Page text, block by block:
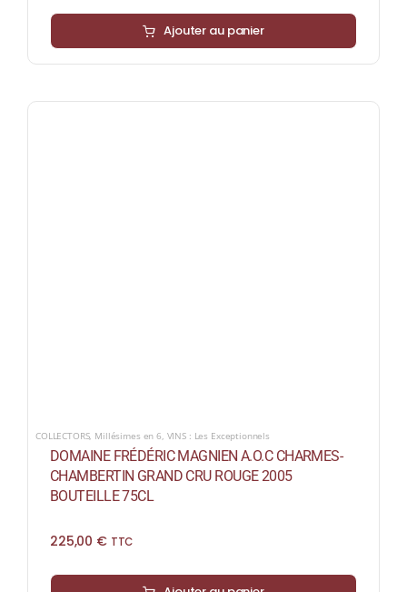
Ajouter au panier
COLLECTORS, Millésimes en 6, VINS : Les Exceptionnels
DOMAINE FRÉDÉRIC MAGNIEN A.O.C CHARMES-
CHAMBERTIN GRAND CRU ROUGE 2005
BOUTEILLE 75CL
225,00 € TTC